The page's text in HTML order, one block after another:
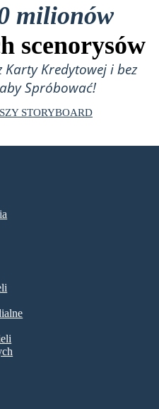
milionów
scenorysów
Karty Kredytowej i bez
Spróbować!
STORYBOARD